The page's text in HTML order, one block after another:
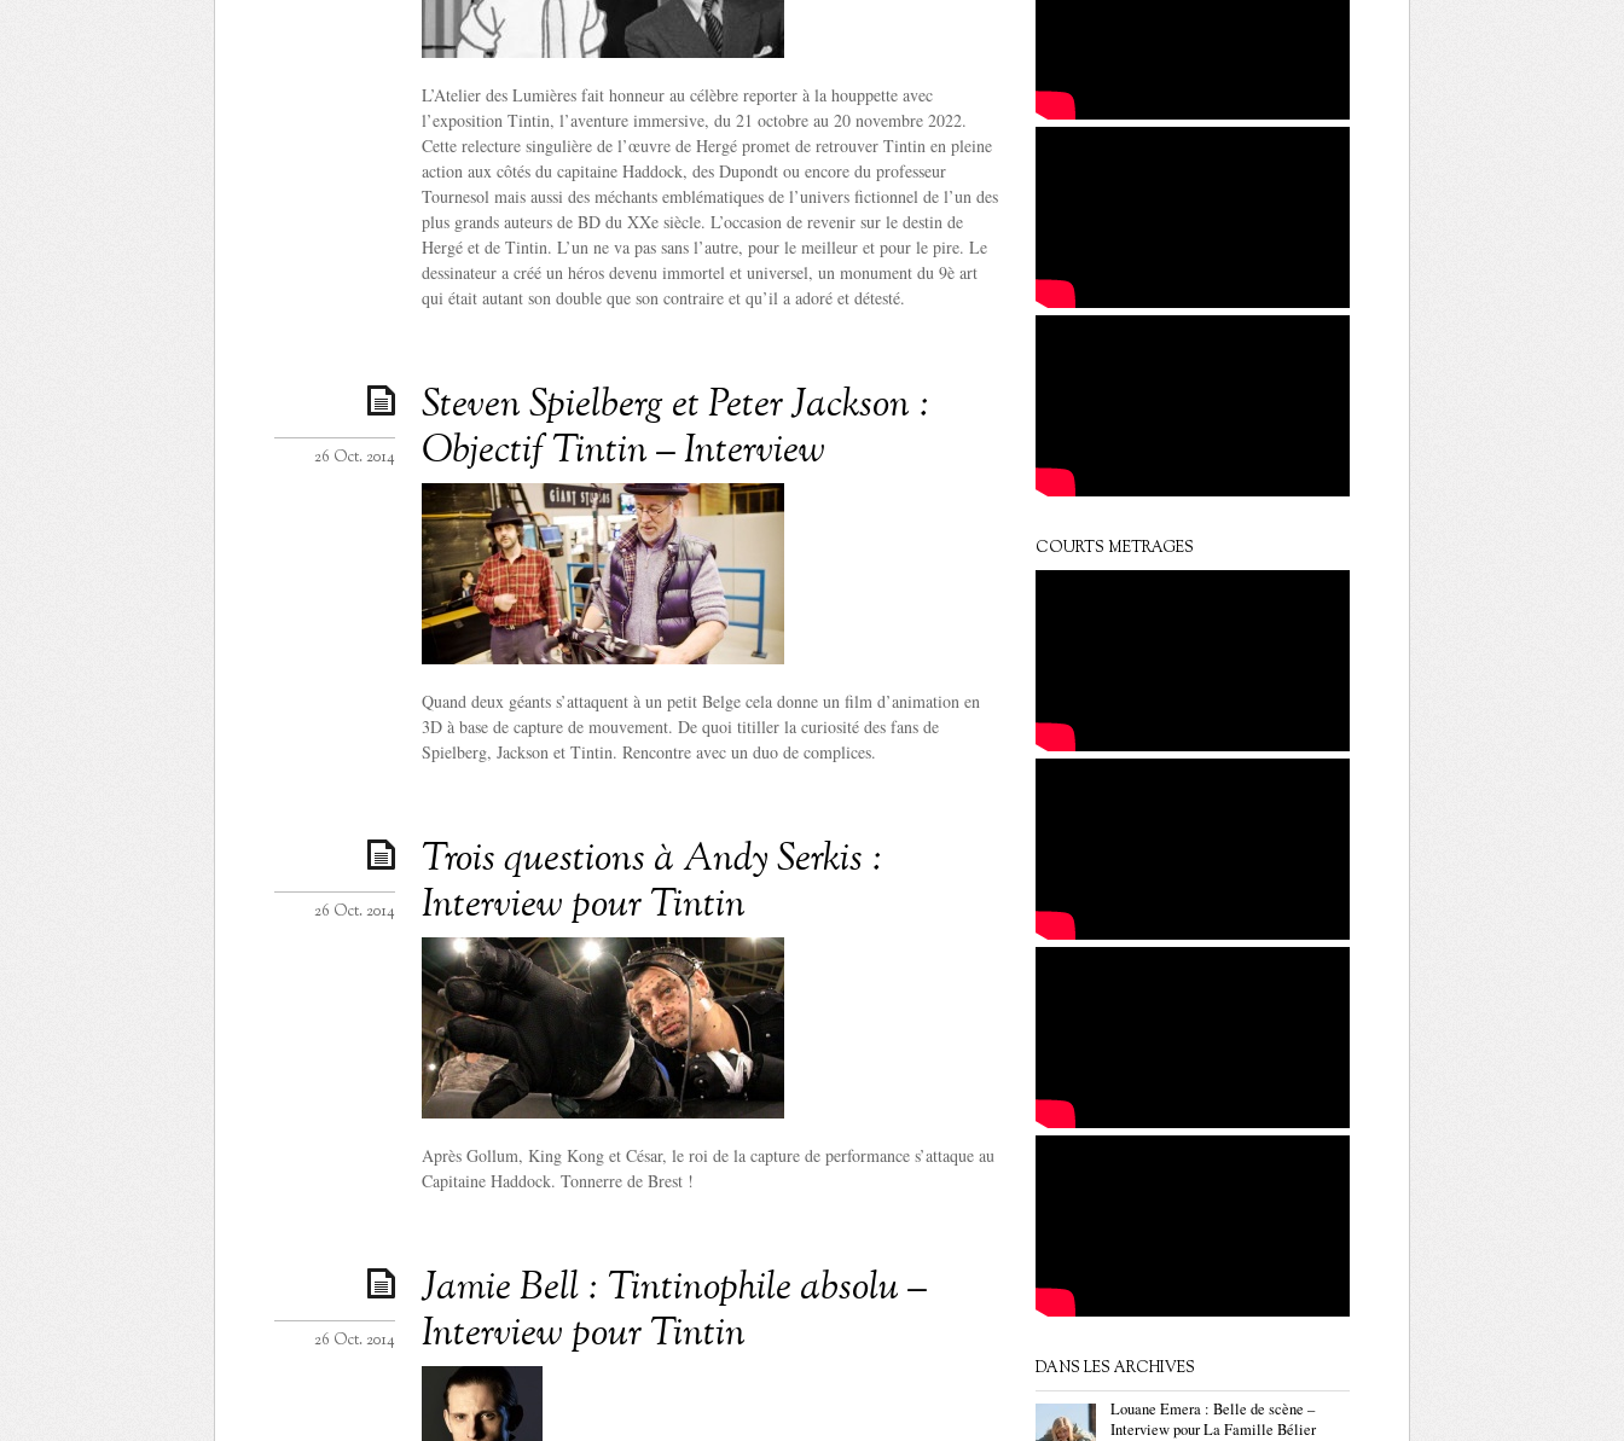
L’Atelier des Lumières fait honneur au célèbre reporter à la houppette avec
l’exposition Tintin, l’aventure immersive, du 21 octobre au 20 novembre 2022.
Cette relecture singulière de l’œuvre de Hergé promet de retrouver Tintin en pleine
action aux côtés du capitaine Haddock, des Dupondt ou encore du professeur
Tournesol mais aussi des méchants emblématiques de l’univers fictionnel de l’un des
plus grands auteurs de BD du XXe siècle. L’occasion de revenir sur le destin de
Hergé et de Tintin. L’un ne va pas sans l’autre, pour le meilleur et pour le pire. Le
dessinateur a créé un héros devenu immortel et universel, un monument du 9è art
qui était autant son double que son contraire et qu’il a adoré et détesté.
Steven Spielberg et Peter Jackson :
Objectif Tintin – Interview
26 Oct. 2014
Quand deux géants s’attaquent à un petit Belge cela donne un film d’animation en
3D à base de capture de mouvement. De quoi titiller la curiosité des fans de
Spielberg, Jackson et Tintin. Rencontre avec un duo de complices.
Trois questions à Andy Serkis :
Interview pour Tintin
26 Oct. 2014
Après Gollum, King Kong et César, le roi de la capture de performance s’attaque au
Capitaine Haddock. Tonnerre de Brest !
Jamie Bell : Tintinophile absolu –
Interview pour Tintin
26 Oct. 2014
COURTS METRAGES
DANS LES ARCHIVES
Louane Emera : Belle de scène –
Interview pour La Famille Bélier